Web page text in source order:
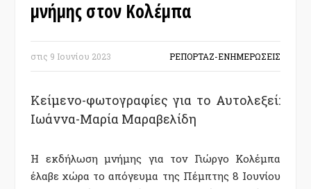
μνήμης στον Κολέμπα
στις 9 Ιουνίου 2023 ΡΕΠΟΡΤΑΖ-ΕΝΗΜΕΡΩΣΕΙΣ
Κείμενο-φωτογραφίες για το Αυτολεξεί:
Ιωάννα-Μαρία Μαραβελίδη
Η εκδήλωση μνήμης για τον Γιώργο Κολέμπα
έλαβε χώρα το απόγευμα της Πέμπτης 8 Ιουνίου